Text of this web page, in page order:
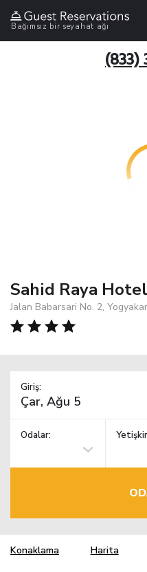
Bağımsız bir seyahat ağı
(833)
Sahid Raya
Jalan Babarsari No. 2,
Giriş:
Odalar:
Konaklama Harita